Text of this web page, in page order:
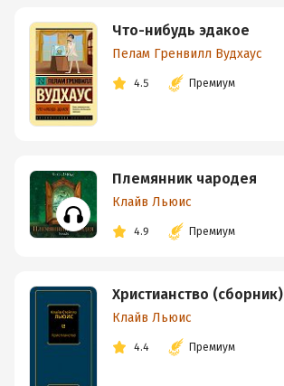
Что-нибудь эдакое
Пелам Гренвилл Вудхаус
4.5 Премиум
Племянник чародея
Клайв Льюис
4.9 Премиум
Христианство (сборник)
Клайв Льюис
4.4 Премиум